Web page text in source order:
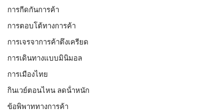
การกีดกันการค้า
การตอบโต้ทางการค้า
การเจรจาการค้าตึงเครียด
การเดินทางแบบมินิมอล
การเมืองไทย
กินเวย์ตอนไหน ลดน้ําหนัก
ข้อพิพาททางการค้า